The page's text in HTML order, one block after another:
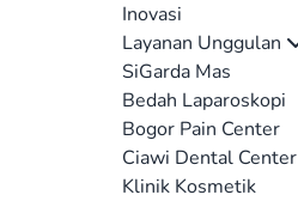
Inovasi
Layanan Unggulan
SiGarda Mas
Bedah Laparoskopi
Bogor Pain Center
Ciawi Dental Center
Klinik Kosmetik